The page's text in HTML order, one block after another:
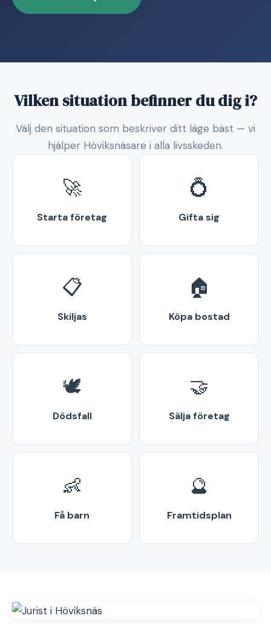
Vilken situation befinner du dig i?
Välj den situation som beskriver ditt läge bäst — vi
hjälper Höviksnäsare i alla livsskeden.
🚀
Starta företag
💍
Gifta sig
📋
Skiljas
🏠
Köpa bostad
🕊️
Dödsfall
🤝
Sälja företag
👶
Få barn
🔮
Framtidsplan